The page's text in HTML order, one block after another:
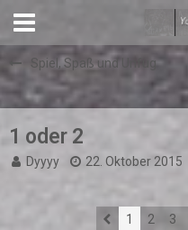
Spiel, Spaß und Unfug
1 oder 2
Dyyyy 22. Oktober 2015
1 2 3